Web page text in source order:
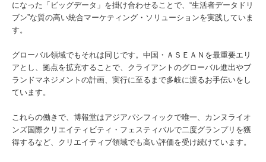
になった「ビッグデータ」を掛け合わせることで、“生活者データドリ
ブン”な質の高い統合マーケティング・ソリューションを実践していま
す。
グローバル領域でもそれは同じです。中国・ＡＳＥＡＮを最重要エリ
アとし、拠点を拡充することで、クライアントのグローバル進出やブ
ランドマネジメントの計画、実行に至るまで多岐に渡るお手伝いをし
ています。
これらの働きで、博報堂はアジアパシフィックで唯一、カンヌライオ
ンズ国際クリエイティビティ・フェスティバルで二度グランプリを獲
得するなど、クリエイティブ領域でも高い評価を受け続けています。